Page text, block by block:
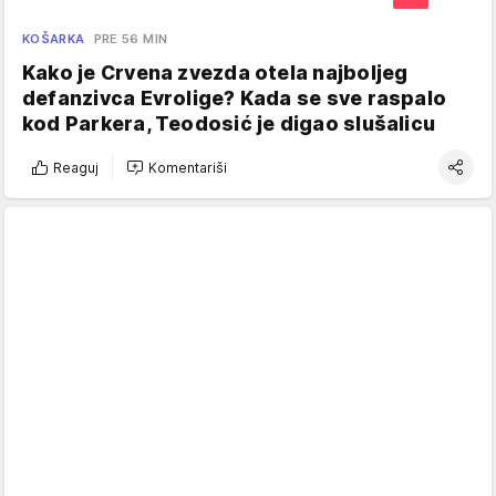
KOŠARKA PRE 56 MIN
Kako je Crvena zvezda otela najboljeg
defanzivca Evrolige? Kada se sve raspalo
kod Parkera, Teodosić je digao slušalicu
Reaguj Komentariši